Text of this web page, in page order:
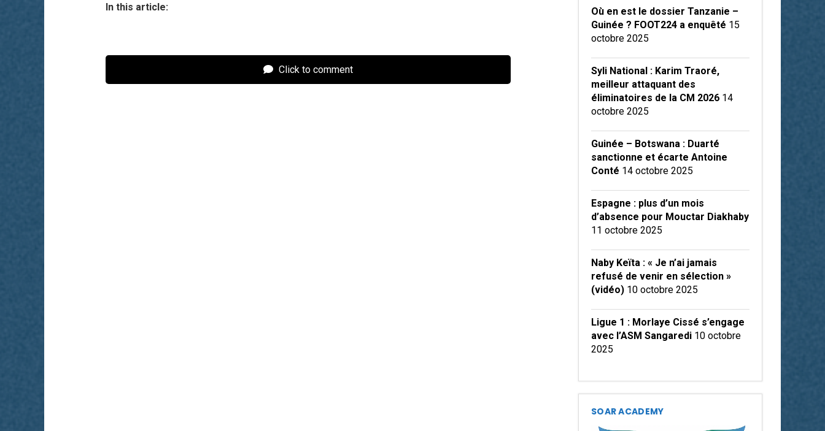
In this article:
Click to comment
Où en est le dossier Tanzanie –
Guinée ? FOOT224 a enquêté 15
octobre 2025
Syli National : Karim Traoré,
meilleur attaquant des
éliminatoires de la CM 2026 14
octobre 2025
Guinée – Botswana : Duarté
sanctionne et écarte Antoine
Conté 14 octobre 2025
Espagne : plus d’un mois
d’absence pour Mouctar Diakhaby
11 octobre 2025
Naby Keïta : « Je n’ai jamais
refusé de venir en sélection »
(vidéo) 10 octobre 2025
Ligue 1 : Morlaye Cissé s’engage
avec l’ASM Sangaredi 10 octobre
2025
SOAR ACADEMY